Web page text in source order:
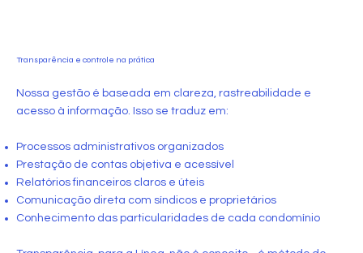
Transparência e controle na prática
Nossa gestão é baseada em clareza, rastreabilidade e
acesso à informação. Isso se traduz em:
Processos administrativos organizados
Prestação de contas objetiva e acessível
Relatórios financeiros claros e úteis
Comunicação direta com síndicos e proprietários
Conhecimento das particularidades de cada condomínio